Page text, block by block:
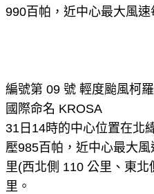
990百帕，近中心最大風
編號第 09 號 輕度颱風柯
國際命名 KROSA
31日14時的中心位置在北
壓985百帕，近中心最大
里(西北側 110 公里、東
里。